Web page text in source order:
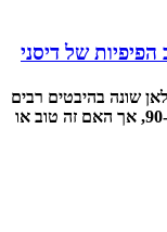
של דיסני
שונה בהיבטים רבים
מזה של סרט האנימציה הקלאסי משנות ה-90, אך האם זה טוב או